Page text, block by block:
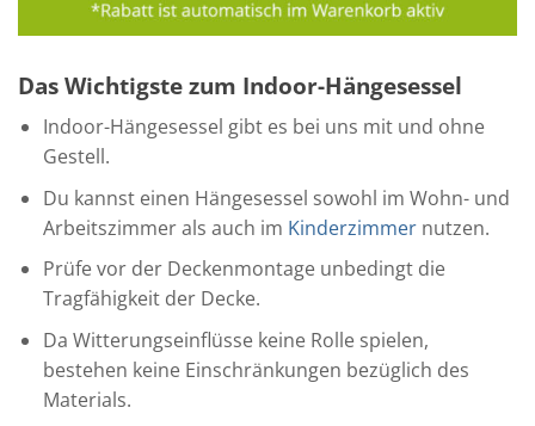
Das Wichtigste zum Indoor-Hängesessel
Indoor-Hängesessel gibt es bei uns mit und ohne
Gestell.
Du kannst einen Hängesessel sowohl im Wohn- und
Arbeitszimmer als auch im Kinderzimmernutzen.
Prüfe vor der Deckenmontage unbedingt die
Tragfähigkeit der Decke.
Da Witterungseinflüsse keine Rolle spielen,
bestehen keine Einschränkungen bezüglich des
Materials.